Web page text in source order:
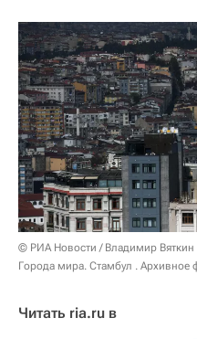
© РИА Новости / Владимир Вяткин
Города мира. Стамбул . Архивное
Читать ria.ru в